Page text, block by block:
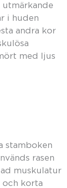
i huden
andra kor
med ljus
stamboken
rasen
muskulatur
och korta